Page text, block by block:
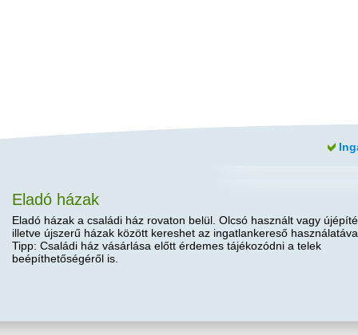
Eladó házak
Eladó házak a családi ház rovaton belül. Olcsó használt vagy
illetve újszerű házak között kereshet az ingatlankereső
Tipp: Családi ház vásárlása előtt érdemes tájékozódni a telek
beépíthetőségéről is.